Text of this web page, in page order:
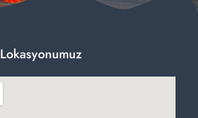
Lokasyonumuz